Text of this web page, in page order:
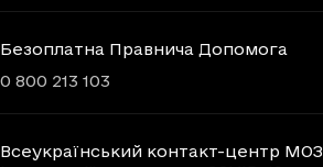
Безоплатна Правнича Допомога
0 800 213 103
Всеукраїнський контакт-центр МОЗ